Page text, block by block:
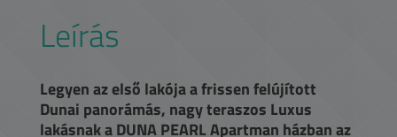
Leírás
Legyen az első lakója a frissen felújított
Dunai panorámás, nagy teraszos Luxus
lakásnak a DUNA PEARL Apartman házban az